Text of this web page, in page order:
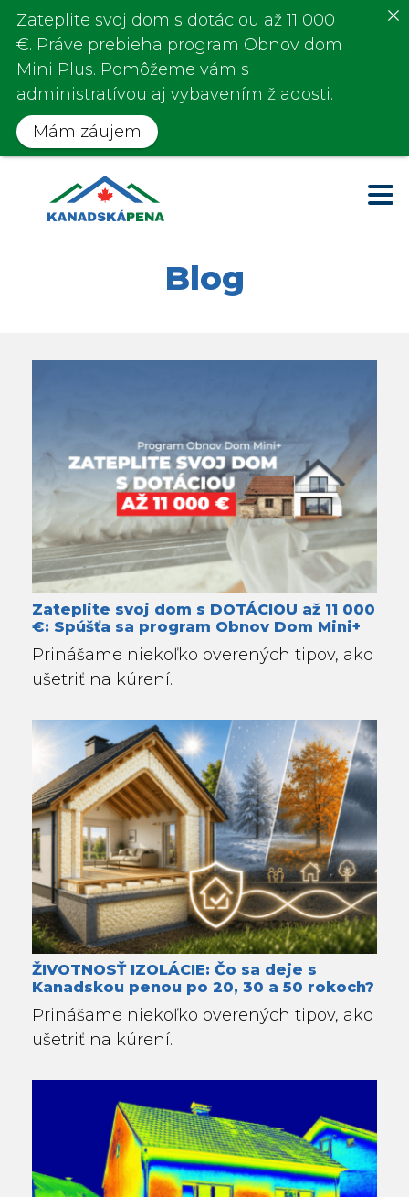
Blog
Zateplite svoj dom s DOTÁCIOU až 11 000
€: Spúšťa sa program Obnov Dom Mini+
Prinášame niekoľko overených tipov, ako
ušetriť na kúrení.
ŽIVOTNOSŤ IZOLÁCIE: Čo sa deje s
Kanadskou penou po 20, 30 a 50 rokoch?
Prinášame niekoľko overených tipov, ako
ušetriť na kúrení.
Zateplite svoj dom s dotáciou až 11 000
€. Práve prebieha program Obnov dom
Mini Plus. Pomôžeme vám s
administratívou aj vybavením žiadosti.
Mám záujem